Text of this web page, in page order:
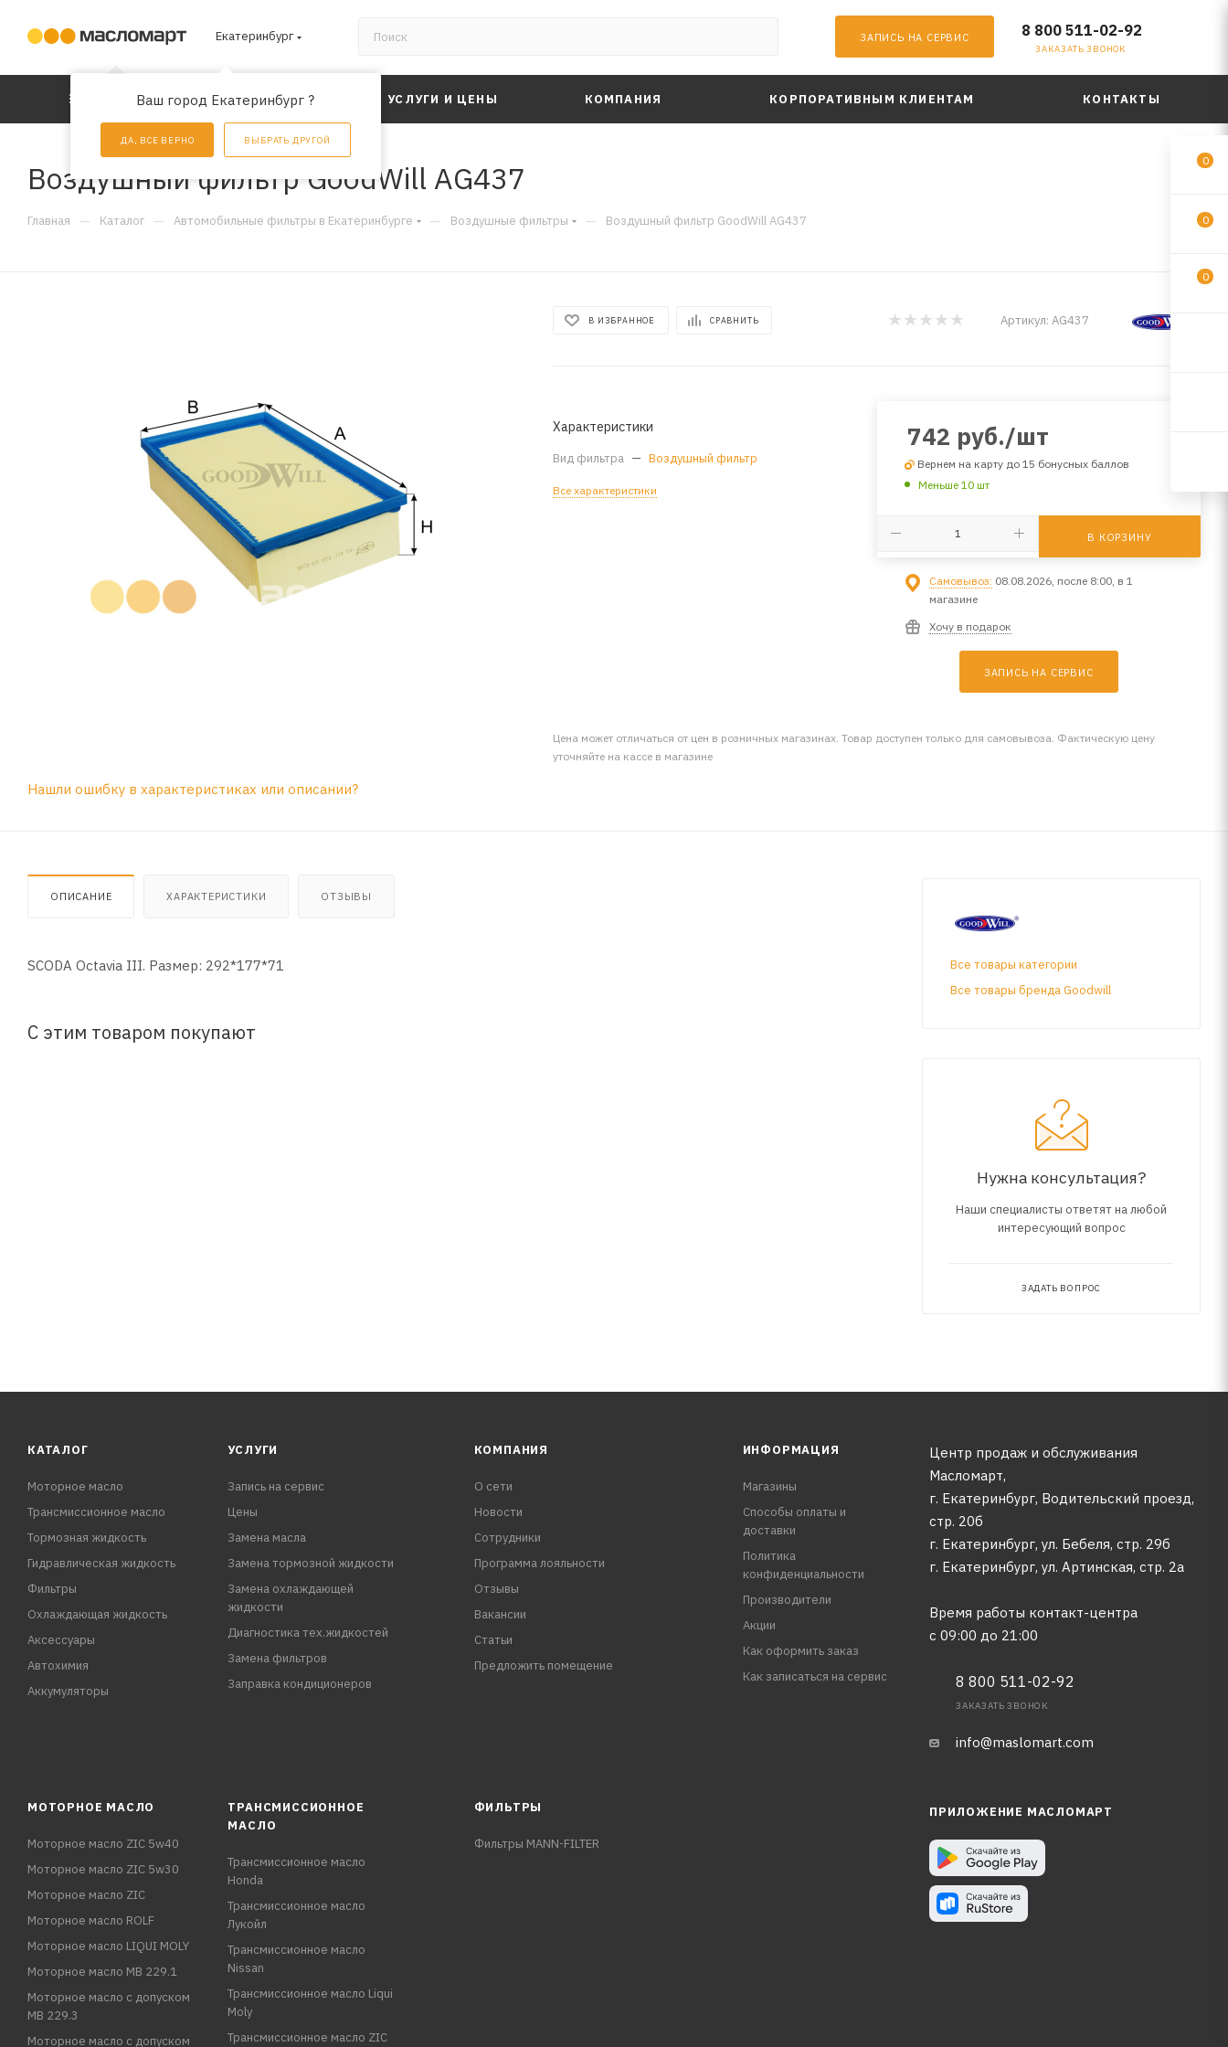
Екатеринбург
Ваш город Екатеринбург ?
ДА, ВСЕ ВЕРНО ВЫБРАТЬ ДРУГОЙ
ЗАПИСЬ НА СЕРВИС 8 800 511-02-92
ЗАКАЗАТЬ ЗВОНОК
КАТАЛОГ АКЦИИ УСЛУГИ И ЦЕНЫ КОМПАНИЯ КОРПОРАТИВНЫМ КЛИЕНТАМ КОНТАКТЫ
Воздушный фильтр GoodWill AG437
Главная — Каталог — Автомобильные фильтры в Екатеринбурге — Воздушные фильтры — Воздушный фильтр GoodWill AG437
В ИЗБРАННОЕ СРАВНИТЬ Артикул: AG437
Характеристики
Вид фильтра — Воздушный фильтр
Все характеристики
742 руб./шт
Вернем на карту до 15 бонусных баллов
Меньше 10 шт
В КОРЗИНУ
Самовывоз: 08.08.2026, после 8:00, в 1
магазине
Хочу в подарок
ЗАПИСЬ НА СЕРВИС
Цена может отличаться от цен в розничных магазинах. Товар доступен только для самовывоза. Фактическую цену
уточняйте на кассе в магазине
Нашли ошибку в характеристиках или описании?
ОПИСАНИЕ ХАРАКТЕРИСТИКИ ОТЗЫВЫ
SCODA Octavia III. Размер: 292*177*71
С этим товаром покупают
Все товары категории
Все товары бренда Goodwill
Нужна консультация?
Наши специалисты ответят на любой
интересующий вопрос
ЗАДАТЬ ВОПРОС
КАТАЛОГ
Моторное масло
Трансмиссионное масло
Тормозная жидкость
Гидравлическая жидкость
Фильтры
Охлаждающая жидкость
Аксессуары
Автохимия
Аккумуляторы
УСЛУГИ
Запись на сервис
Цены
Замена масла
Замена тормозной жидкости
Замена охлаждающей
жидкости
Диагностика тех.жидкостей
Замена фильтров
Заправка кондиционеров
КОМПАНИЯ
О сети
Новости
Сотрудники
Программа лояльности
Отзывы
Вакансии
Статьи
Предложить помещение
ИНФОРМАЦИЯ
Магазины
Способы оплаты и
доставки
Политика
конфиденциальности
Производители
Акции
Как оформить заказ
Как записаться на сервис
Центр продаж и обслуживания
Масломарт,
г. Екатеринбург, Водительский проезд,
стр. 20б
г. Екатеринбург, ул. Бебеля, стр. 29б
г. Екатеринбург, ул. Артинская, стр. 2а
Время работы контакт-центра
с 09:00 до 21:00
8 800 511-02-92
ЗАКАЗАТЬ ЗВОНОК
info@maslomart.com
МОТОРНОЕ МАСЛО
Моторное масло ZIC 5w40
Моторное масло ZIC 5w30
Моторное масло ZIC
Моторное масло ROLF
Моторное масло LIQUI MOLY
Моторное масло MB 229.1
Моторное масло с допуском
MB 229.3
Моторное масло с допуском
ТРАНСМИССИОННОЕ
МАСЛО
Трансмиссионное масло
Honda
Трансмиссионное масло
Лукойл
Трансмиссионное масло
Nissan
Трансмиссионное масло Liqui
Moly
Трансмиссионное масло ZIC
ФИЛЬТРЫ
Фильтры MANN-FILTER
ПРИЛОЖЕНИЕ МАСЛОМАРТ
0
0
0